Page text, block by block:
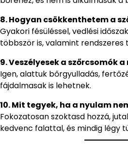
8. Hogyan csökkenthetem a
Gyakori fésüléssel, vedlési
többször is, valamint rendszeres
9. Veszélyesek a szőrcsomók
Igen, alattuk bőrgyulladás,
fájdalmasak is lehetnek.
10. Mit tegyek, ha a nyulam
Fokozatosan szoktasd hozzá,
kedvenc falattal, és mindig légy